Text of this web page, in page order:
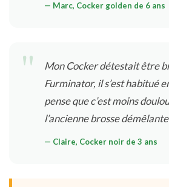
— Marc, Cocker golden de 6 ans
Mon Cocker détestait être
Furminator, il s’est habitué
pense que c’est moins
l’ancienne brosse
— Claire, Cocker noir de 3 ans